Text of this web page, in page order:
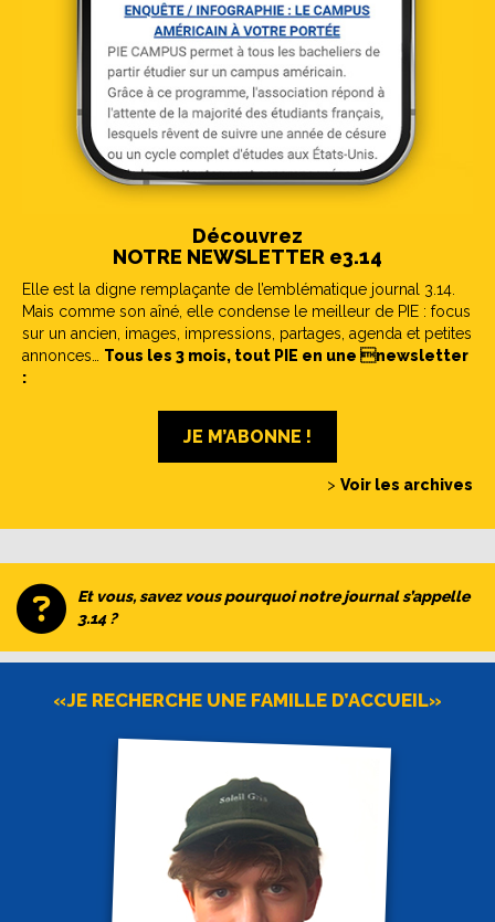
Découvrez
NOTRE NEWSLETTER e3.14
Elle est la digne remplaçante de l’emblématique journal 3.14.
Mais comme son aîné, elle condense le meilleur de PIE : focus
sur un ancien, images, impressions, partages, agenda et petites
annonces… Tous les 3 mois, tout PIE en une newsletter
:
JE M’ABONNE !
> Voir les archives
Et vous, savez vous pourquoi notre journal s’appelle
3.14 ?
«JE RECHERCHE UNE FAMILLE D’ACCUEIL»